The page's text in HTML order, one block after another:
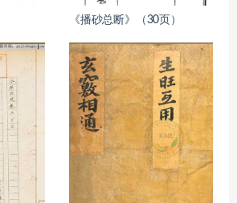
《播砂总断》（30页）